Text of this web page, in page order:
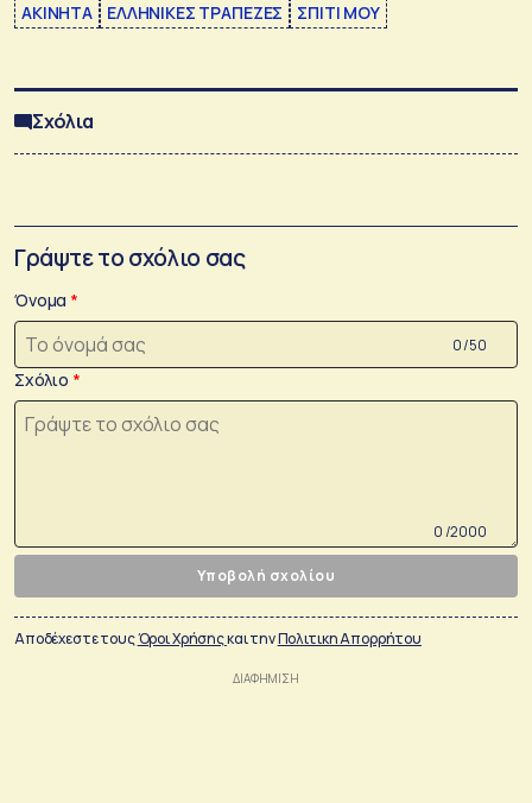
ΑΚΙΝΗΤΑ ΕΛΛΗΝΙΚΕΣ ΤΡΑΠΕΖΕΣ ΣΠΙΤΙ ΜΟΥ
Σχόλια
Γράψτε το σχόλιο σας
Όνομα
0 /50
Σχόλιο
0 /2000
Υποβολή σχολίου
Αποδέχεστε τουςΌροι Χρήσηςκαι τηνΠολιτικη Απορρήτου